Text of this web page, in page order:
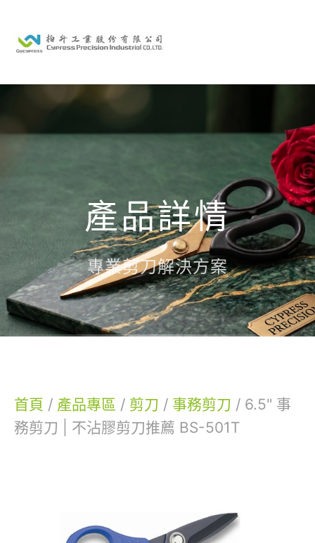
產品詳情
專業剪刀解決方案
首頁 / 產品專區 / 剪刀 / 事務剪刀 / 6.5" 事
務剪刀 | 不沾膠剪刀推薦 BS-501T